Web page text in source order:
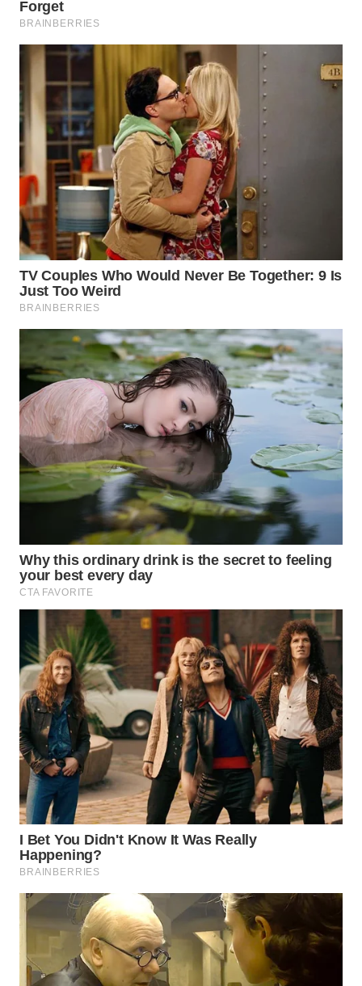
TEBING
WN
PAKPAK
WN
KARAWANG
WN
BEKASI
WN
BOGOR
WN
DEPOK
WN
TAPANULI
UTARA
WN
SAMOSIR
WN
PADANG
LAWAS
WN
SUMEDANG
WN
CIANJUR
WN
KEPULAUAN
SERIBU
WN
TANGERANG
WN
BINJAI
WN
CIREBON